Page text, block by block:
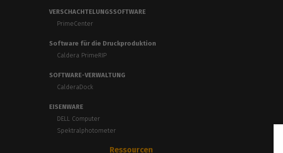
VERSCHACHTELUNGSSOFTWARE
PrimeCenter
Software für die Druckproduktion
Caldera PrimeRIP
SOFTWARE-VERWALTUNG
CalderaDock
EISENWARE
DELL Computer
Spektralphotometer
Ressourcen